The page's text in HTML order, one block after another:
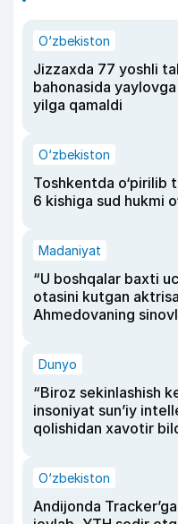
O‘zbekiston
Jizzaxda 77 yoshli
bahonasida
yilga qamaldi
O‘zbekiston
Toshkentda o‘pirilib
6 kishiga sud hukmi
Madaniyat
“U boshqalar baxti
otasini kutgan
Ahmedovaning
Dunyo
“Biroz sekinlashish
insoniyat sun’iy
qolishidan xavotir
O‘zbekiston
Andijonda